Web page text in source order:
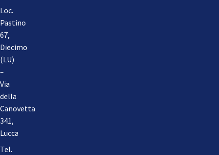
Loc.
Pastino
67,
Diecimo
(LU)
–
Via
della
Canovetta
341,
Lucca
Tel.